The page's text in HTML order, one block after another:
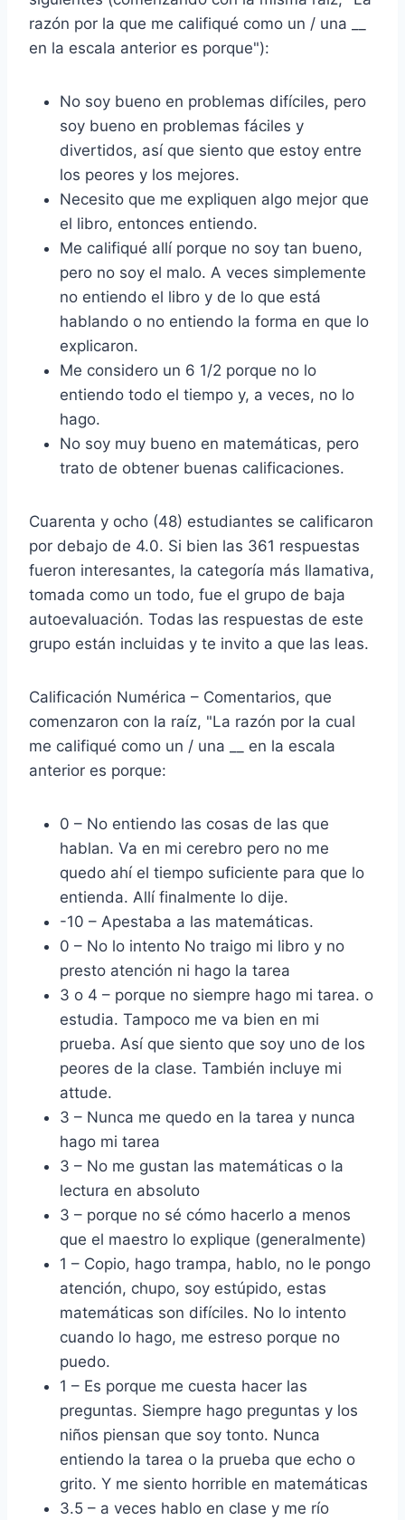
razón por la que me califiqué como un / una __
en la escala anterior es porque"):
No soy bueno en problemas difíciles, pero
soy bueno en problemas fáciles y
divertidos, así que siento que estoy entre
los peores y los mejores.
Necesito que me expliquen algo mejor que
el libro, entonces entiendo.
Me califiqué allí porque no soy tan bueno,
pero no soy el malo. A veces simplemente
no entiendo el libro y de lo que está
hablando o no entiendo la forma en que lo
explicaron.
Me considero un 6 1/2 porque no lo
entiendo todo el tiempo y, a veces, no lo
hago.
No soy muy bueno en matemáticas, pero
trato de obtener buenas calificaciones.
Cuarenta y ocho (48) estudiantes se calificaron
por debajo de 4.0. Si bien las 361 respuestas
fueron interesantes, la categoría más llamativa,
tomada como un todo, fue el grupo de baja
autoevaluación. Todas las respuestas de este
grupo están incluidas y te invito a que las leas.
Calificación Numérica – Comentarios, que
comenzaron con la raíz, "La razón por la cual
me califiqué como un / una __ en la escala
anterior es porque:
0 – No entiendo las cosas de las que
hablan. Va en mi cerebro pero no me
quedo ahí el tiempo suficiente para que lo
entienda. Allí finalmente lo dije.
-10 – Apestaba a las matemáticas.
0 – No lo intento No traigo mi libro y no
presto atención ni hago la tarea
3 o 4 – porque no siempre hago mi tarea. o
estudia. Tampoco me va bien en mi
prueba. Así que siento que soy uno de los
peores de la clase. También incluye mi
attude.
3 – Nunca me quedo en la tarea y nunca
hago mi tarea
3 – No me gustan las matemáticas o la
lectura en absoluto
3 – porque no sé cómo hacerlo a menos
que el maestro lo explique (generalmente)
1 – Copio, hago trampa, hablo, no le pongo
atención, chupo, soy estúpido, estas
matemáticas son difíciles. No lo intento
cuando lo hago, me estreso porque no
puedo.
1 – Es porque me cuesta hacer las
preguntas. Siempre hago preguntas y los
niños piensan que soy tonto. Nunca
entiendo la tarea o la prueba que echo o
grito. Y me siento horrible en matemáticas
3.5 – a veces hablo en clase y me río